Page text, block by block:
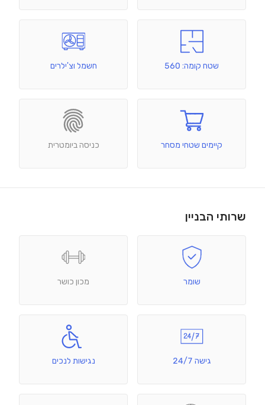
שטח קומה: 560 חשמל וצ'ילרים
קיימים שטחי מסחר כניסה ביומטרית
שרותי הבניין
שומר מכון כושר
גישה 24/7 נגישות לנכים